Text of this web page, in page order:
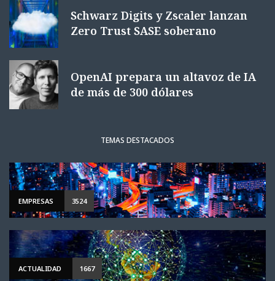
Schwarz Digits y Zscaler lanzan
Zero Trust SASE soberano
OpenAI prepara un altavoz de IA
de más de 300 dólares
TEMAS DESTACADOS
EMPRESAS 3524
ACTUALIDAD 1667